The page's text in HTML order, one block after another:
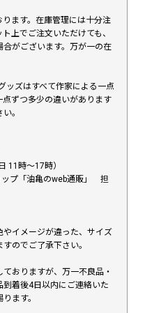
ます。在庫管理には十分注
上でご注文いただけても、
がございます。万が一の在
ッズはすべて作家による一点
ずつ多少の違いがあります
。
11時〜17時）
ップ「油亀のweb通販」 担
イメージが違った、サイズ
のでご了承下さい。
おりますが、万一不良品・
着後4日以内にご連絡いた
ます。